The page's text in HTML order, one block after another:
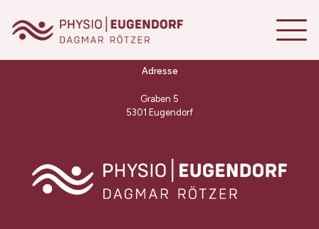
Adresse
Graben 5
5301 Eugendorf